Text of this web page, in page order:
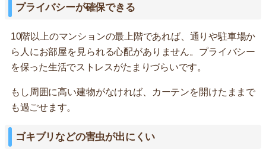
プライバシーが確保できる
10階以上のマンションの最上階であれば、通りや駐車場か
ら人にお部屋を見られる心配がありません。プライバシー
を保った生活でストレスがたまりづらいです。
もし周囲に高い建物がなければ、カーテンを開けたままで
も過ごせます。
ゴキブリなどの害虫が出にくい